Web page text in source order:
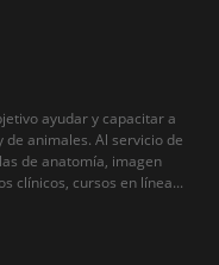
ayudar y capacitar a
animales. Al servicio de
de anatomía, imagen
clínicos, cursos en línea...